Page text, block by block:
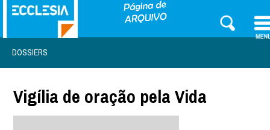
DOSSIERS
Vigília de oração pela Vida